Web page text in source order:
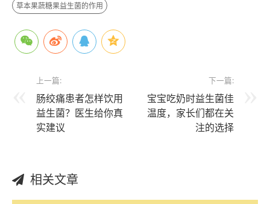
草本果蔬糖果益生菌的作用
上一篇:
肠绞痛患者怎样饮用
益生菌？医生给你真
实建议
下一篇:
宝宝吃奶时益生菌佳
温度，家长们都在关
注的选择
相关文章